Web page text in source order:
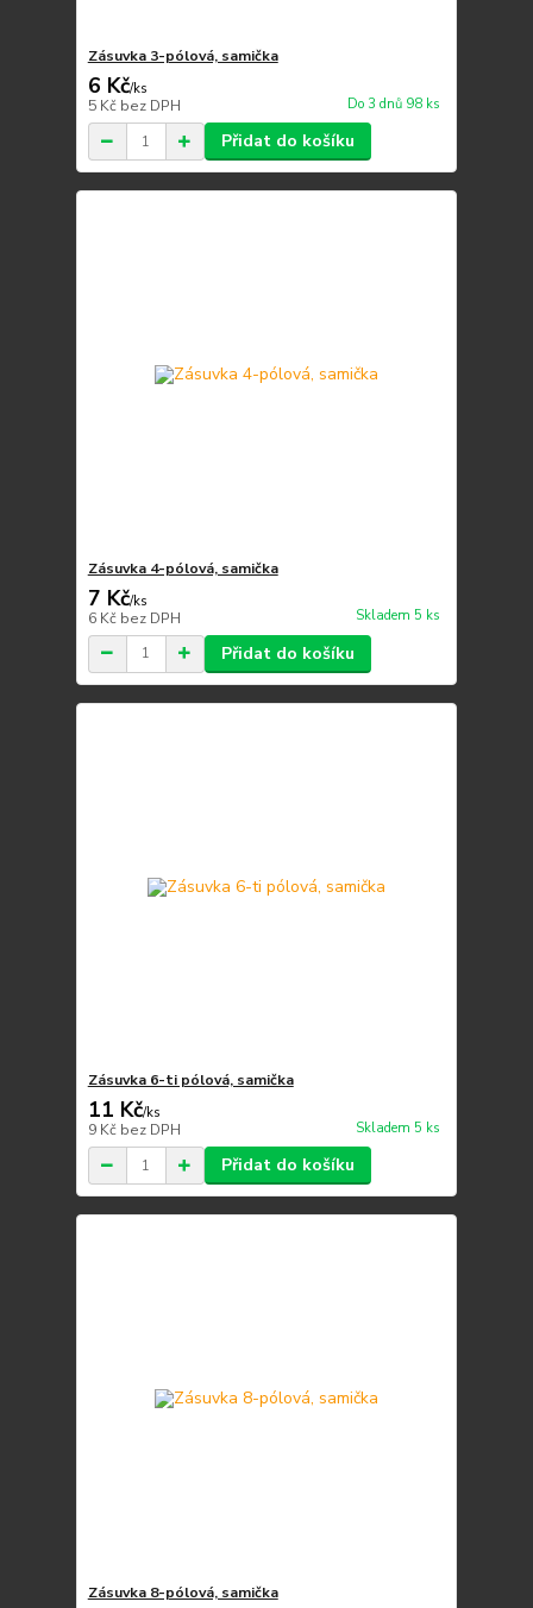
Zásuvka 3-pólová, samička
6 Kč/ks
5 Kč bez DPH Do 3 dnů 98 ks
Přidat do košíku
Zásuvka 4-pólová, samička
7 Kč/ks
6 Kč bez DPH Skladem 5 ks
Přidat do košíku
Zásuvka 6-ti pólová, samička
11 Kč/ks
9 Kč bez DPH Skladem 5 ks
Přidat do košíku
Zásuvka 8-pólová, samička